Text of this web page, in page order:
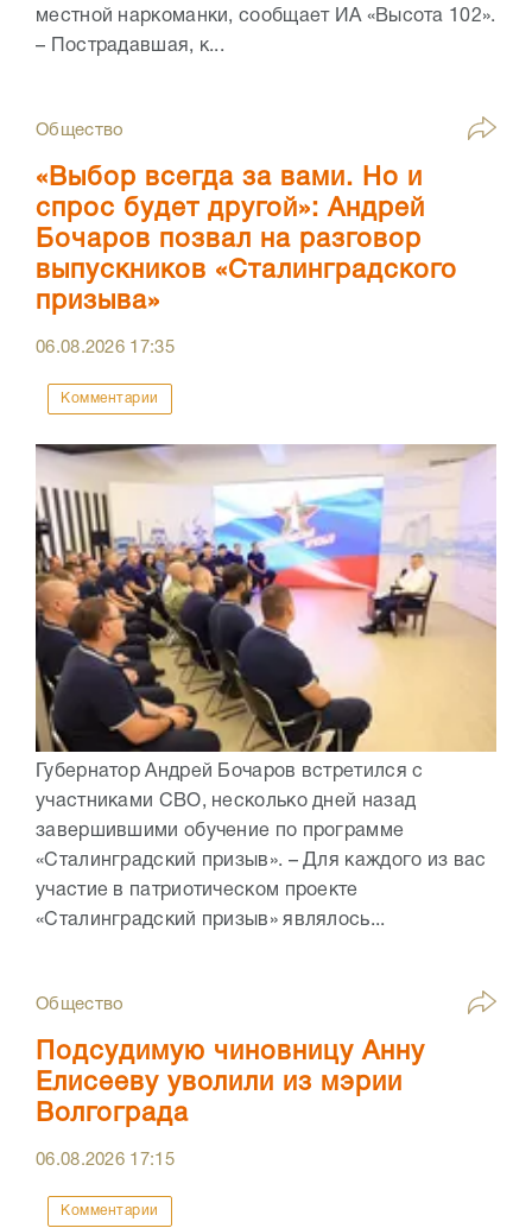
местной наркоманки, сообщает ИА «Высота 102».
– Пострадавшая, к...
Общество
«Выбор всегда за вами. Но и
спрос будет другой»: Андрей
Бочаров позвал на разговор
выпускников «Сталинградского
призыва»
06.08.2026 17:35
Комментарии
Губернатор Андрей Бочаров встретился с
участниками СВО, несколько дней назад
завершившими обучение по программе
«Сталинградский призыв». – Для каждого из вас
участие в патриотическом проекте
«Сталинградский призыв» являлось...
Общество
Подсудимую чиновницу Анну
Елисееву уволили из мэрии
Волгограда
06.08.2026 17:15
Комментарии